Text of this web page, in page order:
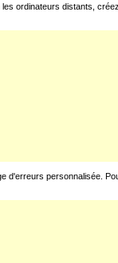
ordinateurs distants,
d'erreurs personnalisée.